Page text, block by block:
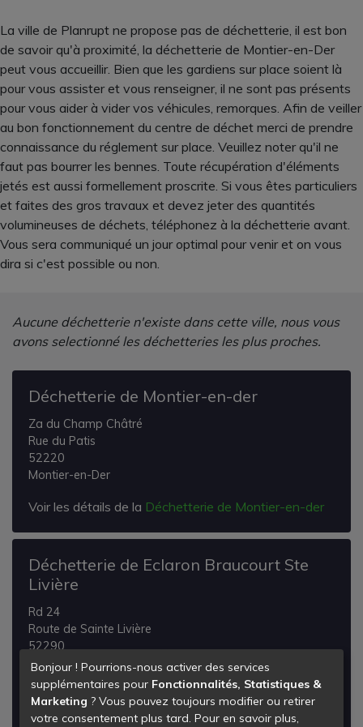
La ville de Planrupt ne propose pas de déchetterie, il est bon
de savoir qu'à proximité, la déchetterie de Montier-en-Der
peut vous accueillir. Bien que les gardiens sur place soient là
pour vous assister et vous renseigner, il ne sont pas présents
pour vous aider à vider vos véhicules, remorques. Afin de veiller
au bon fonctionnement du centre de déchet merci de prendre
connaissance du réglement sur place. Veuillez noter qu'il ne
faut pas bourrer les bennes. Toute récupération d'éléments
jetés est aussi formellement proscrite. Si vous êtes particuliers
et faites des gros travaux et devez jeter des quantités
volumineuses de déchets, téléphonez à la déchetterie avant.
Vous sera communiqué un jour optimal pour venir et on vous
dira si c'est possible ou non.
Aucune déchetterie n'existe dans cette ville, nous vous
avons selectionné les déchetteries les plus proches.
Déchetterie de Montier-en-der
Za du Champ Châtré
Rue du Patis
52220
Montier-en-Der
Voir les détails de la Déchetterie de Montier-en-der
Déchetterie de Eclaron Braucourt Ste
Livière
Rd 24
Route de Sainte Livière
52290
Éclaron-Braucourt-Sainte-Livière
Voir les détails de la
Déchetterie de Eclaron
Braucourt Ste Livière
Bonjour ! Pourrions-nous activer des services
supplémentaires pour Fonctionnalités, Statistiques &
Marketing ? Vous pouvez toujours modifier ou retirer
votre consentement plus tard. Pour en savoir plus,